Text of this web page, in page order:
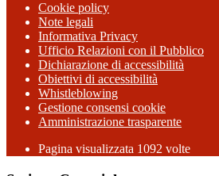
Cookie policy
Note legali
Informativa Privacy
Ufficio Relazioni con il Pubblico
Dichiarazione di accessibilità
Obiettivi di accessibilità
Whistleblowing
Gestione consensi cookie
Amministrazione trasparente
Pagina visualizzata 1092 volte